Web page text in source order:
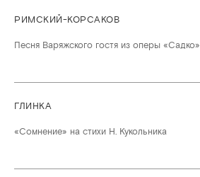
РИМСКИЙ-КОРСАКОВ
Песня Варяжского гостя из оперы «Садко»
ГЛИНКА
«Сомнение» на стихи Н. Кукольника